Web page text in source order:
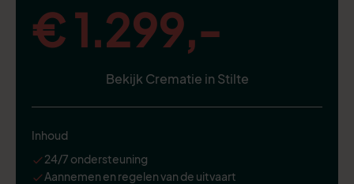
€ 1.299,-
Bekijk Crematie in Stilte
Inhoud
24/7 ondersteuning
Aannemen en regelen van de uitvaart